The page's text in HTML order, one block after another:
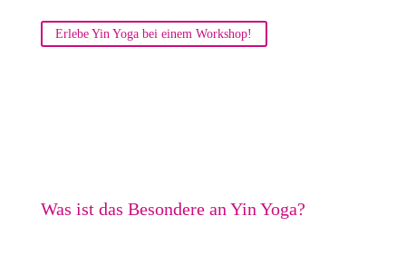
Erlebe Yin Yoga bei einem Workshop!
Was ist das Besondere an Yin Yoga?